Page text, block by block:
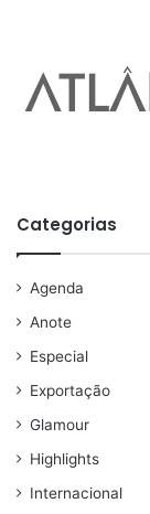
Categorias
Agenda
Anote
Especial
Exportação
Glamour
Highlights
Internacional